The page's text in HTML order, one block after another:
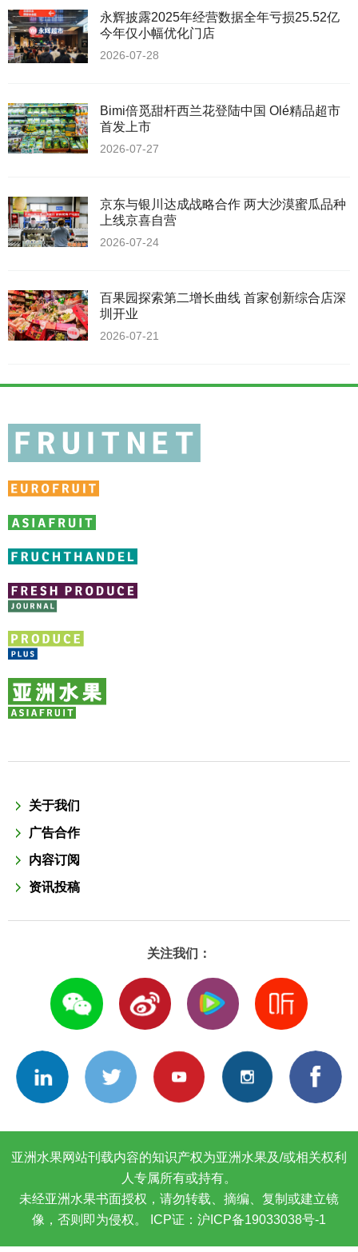
永辉披露2025年经营数据全年亏损25.52亿
今年仅小幅优化门店
2026-07-28
Bimi倍觅甜杆西兰花登陆中国 Olé精品超市
首发上市
2026-07-27
京东与银川达成战略合作 两大沙漠蜜瓜品种
上线京喜自营
2026-07-24
百果园探索第二增长曲线 首家创新综合店深
圳开业
2026-07-21
关于我们
广告合作
内容订阅
资讯投稿
关注我们：
亚洲水果网站刊载内容的知识产权为亚洲水果及/或相关权利
人专属所有或持有。
未经亚洲水果书面授权，请勿转载、摘编、复制或建立镜
像，否则即为侵权。
ICP证：沪ICP备19033038号-1